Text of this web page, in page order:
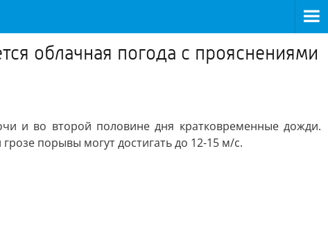
облачная погода с прояснениями
и во второй половине дня кратковременные дожди.
порывы могут достигать до 12-15 м/с.